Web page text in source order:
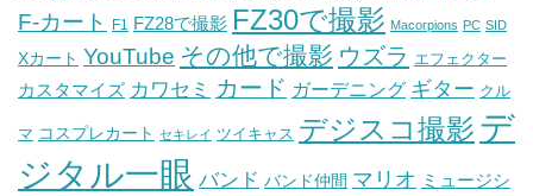
F-カート F1 FZ28で撮影 FZ30で撮影 Macorpions PC SID
Xカート YouTube その他で撮影 ウズラ エフェクター
カスタマイズ カワセミ カード ガーデニング ギター クル
マ コスプレカート セキレイ ツイキャス デジスコ撮影 デ
ジタル一眼 バンド バンド仲間 マリオ ミュージシ